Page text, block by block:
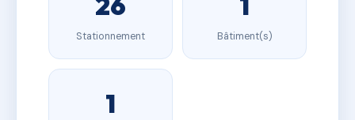
Stationnement Bâtiment(s)
1